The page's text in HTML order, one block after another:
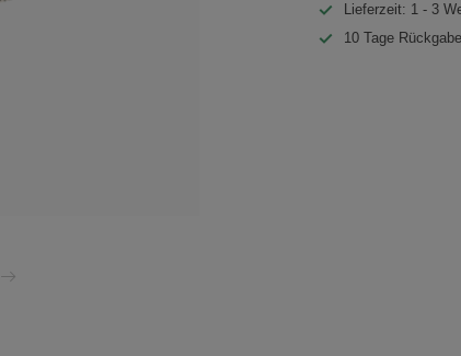
Lieferzeit: 1 - 3
10 Tage